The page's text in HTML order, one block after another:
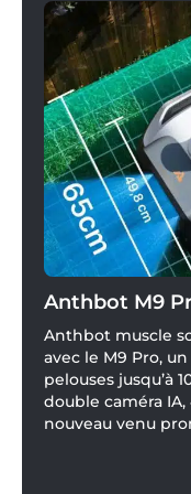
Anthbot M9
Anthbot muscle
avec le M9 Pro,
pelouses jusqu’à
double caméra
nouveau venu